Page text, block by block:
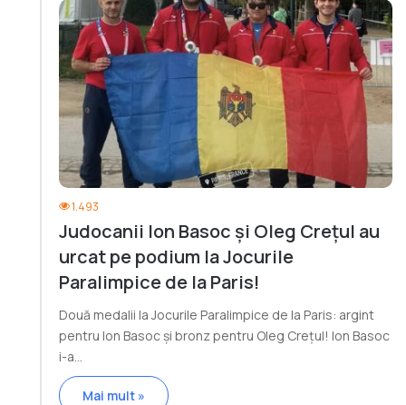
1.493
Judocanii Ion Basoc și Oleg Crețul au
urcat pe podium la Jocurile
Paralimpice de la Paris!
Două medalii la Jocurile Paralimpice de la Paris: argint
pentru Ion Basoc și bronz pentru Oleg Crețul! Ion Basoc
i-a…
Mai mult »